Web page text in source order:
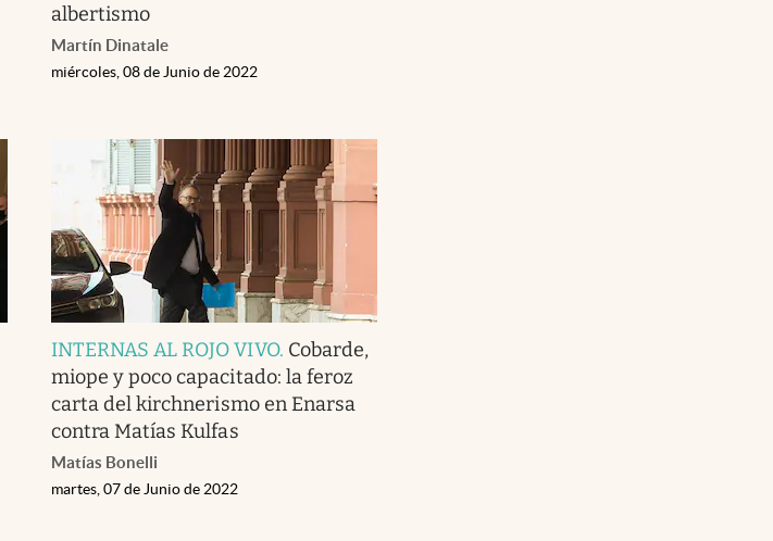
albertismo
Martín Dinatale
miércoles, 08 de Junio de 2022
INTERNAS AL ROJO VIVO. Cobarde,
miope y poco capacitado: la feroz
carta del kirchnerismo en Enarsa
contra Matías Kulfas
Matías Bonelli
martes, 07 de Junio de 2022